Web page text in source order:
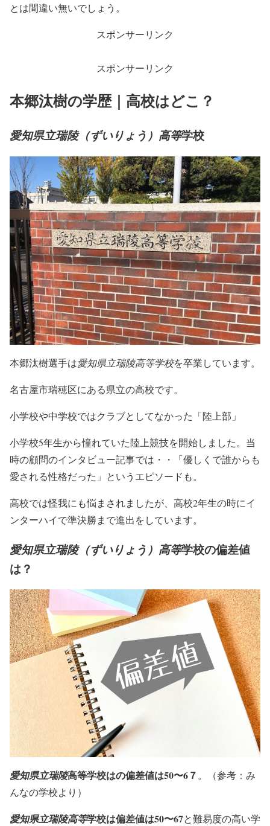
とは間違い無いでしょう。
スポンサーリンク
スポンサーリンク
本郷汰樹の学歴｜高校はどこ？
愛知県立瑞陵（ずいりょう）高等学校
本郷汰樹選手は愛知県立瑞陵高等学校を卒業しています。
名古屋市瑞穂区にある県立の高校です。
小学校や中学校ではクラブとしてなかった「陸上部」
小学校5年生から憧れていた陸上競技を開始しました。当
時の顧問のインタビュー記事では・・「優しくで誰からも
愛される性格だった」というエピソードも。
高校では怪我にも悩まされましたが、高校2年生の時にイ
ンターハイで準決勝まで進出をしています。
愛知県立瑞陵（ずいりょう）高等学校の偏差値
は？
愛知県立瑞陵高等学校はの偏差値は50〜6７ 。（参考：み
んなの学校より）
愛知県立瑞陵高等学校は偏差値は50〜67と難易度の高い学